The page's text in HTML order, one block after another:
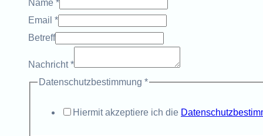
Name *
Email *
Betreff
Nachricht*
Datenschutzbestimmung *
Hiermit akzeptiere ich die